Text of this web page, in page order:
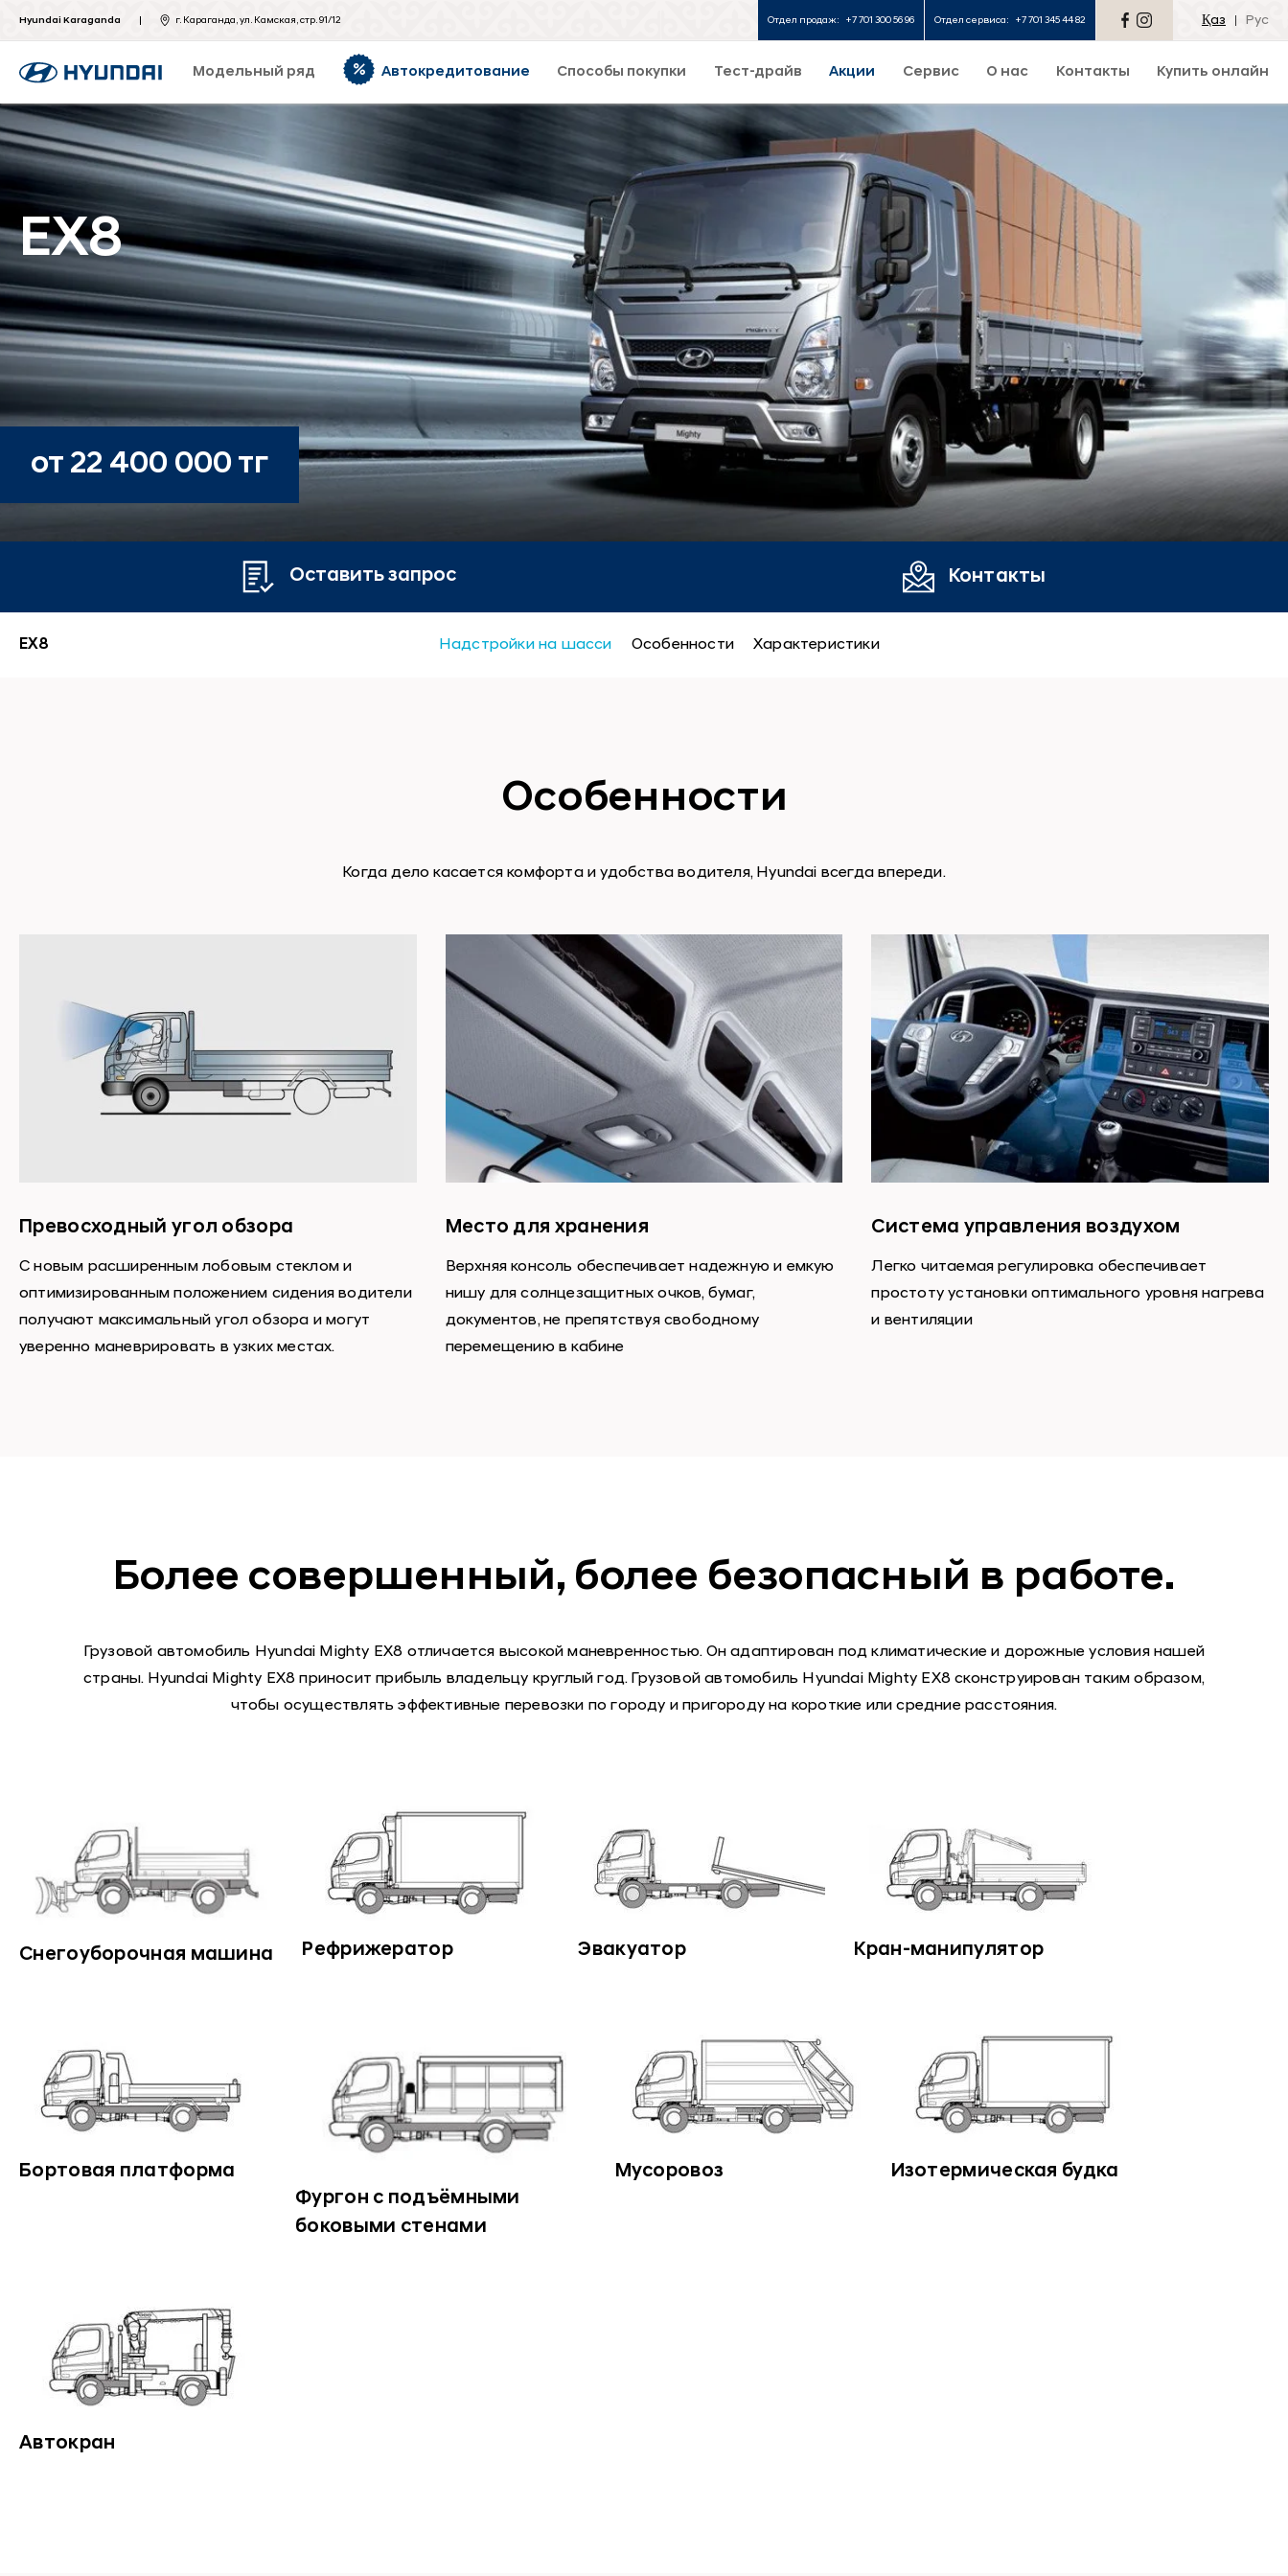
Hyundai Karaganda г. Караганда, ул. Камская, стр. 91/12 Отдел продаж: +7 701 300 56 96 Отдел сервиса: +7 701 345 44 82 Қаз Рус
Модельный ряд Автокредитование Способы покупки Тест-драйв Акции Сервис О нас Контакты Купить онлайн
EX8
от 22 400 000 тг
Оставить запрос Контакты
EX8 Надстройки на шасси Особенности Характеристики
Особенности
Когда дело касается комфорта и удобства водителя, Hyundai всегда впереди.
Превосходный угол обзора
С новым расширенным лобовым стеклом и
оптимизированным положением сидения водители
получают максимальный угол обзора и могут
уверенно маневрировать в узких местах.
Место для хранения
Верхняя консоль обеспечивает надежную и емкую
нишу для солнцезащитных очков, бумаг,
документов, не препятствуя свободному
перемещению в кабине
Система управления воздухом
Легко читаемая регулировка обеспечивает
простоту установки оптимального уровня нагрева
и вентиляции
Более совершенный, более безопасный в работе.
Грузовой автомобиль Hyundai Mighty EX8 отличается высокой маневренностью. Он адаптирован под климатические и дорожные условия нашей
страны. Hyundai Mighty EX8 приносит прибыль владельцу круглый год. Грузовой автомобиль Hyundai Mighty EX8 сконструирован таким образом,
чтобы осуществлять эффективные перевозки по городу и пригороду на короткие или средние расстояния.
Снегоуборочная машина Рефрижератор Эвакуатор Кран-манипулятор
Бортовая платформа
Фургон с подъёмными
боковыми стенами
Мусоровоз Изотермическая будка
Автокран